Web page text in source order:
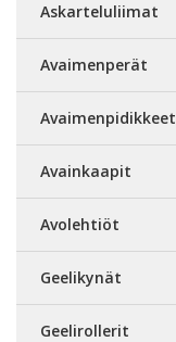
Askarteluliimat
Avaimenperät
Avaimenpidikkeet
Avainkaapit
Avolehtiöt
Geelikynät
Geelirollerit